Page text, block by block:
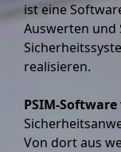
ist eine
Auswerten und
realisieren.
PSIM-Software
Von dort aus